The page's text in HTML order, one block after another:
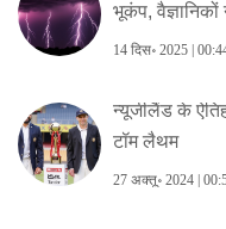
भूकंप, वैज्ञानिकों
14 दिस॰ 2025 | 00:44
न्यूजीलैंड के
टॉम लैथम
27 अक्तू॰ 2024 |